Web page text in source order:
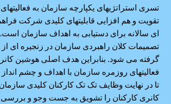
تسری استراتژیهای یکپارچه سازمان به
تقویت و هم افزایی قابلیتهای کلیدی شرکت
ای سالانه برای دستیابی به اهداف سازمان
تصمیمات کلان راهبردی سازمان در زنجیره ای از
گرفته می شود. بنابراین هدف اصلی هوشین
فعالیتهای روزمره سازمان با اهداف و چشم
تا در نهایت وظایف تک تک کارکنان کلیدی
کانری کارکنان را تشویق به جست وجو و